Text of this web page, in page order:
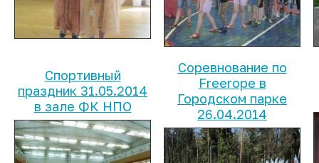
Спортивный
праздник 31.05.2014
в зале ФК НПО
Соревнование по
Freerope в
Городском парке
26.04.2014